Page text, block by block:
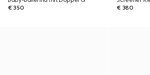
€ 350
€ 380